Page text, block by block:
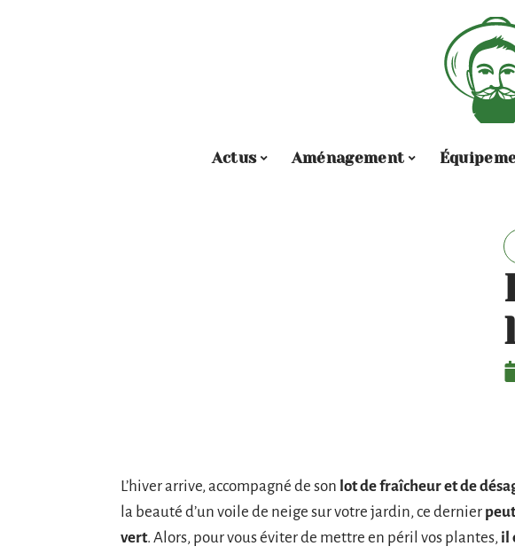
Actus Aménagement
L’hiver arrive, accompagné de son lot de fraîcheur et de
la beauté d’un voile de neige sur votre jardin, ce dernier
vert. Alors, pour vous éviter de mettre en péril vos plantes, il